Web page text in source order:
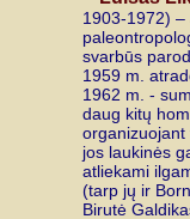
1903-1972) –
svarbūs
1959 m.
1962 m. -
daug kitų
organizuojant
jos laukinės
atliekami
(tarp jų ir
Birutė